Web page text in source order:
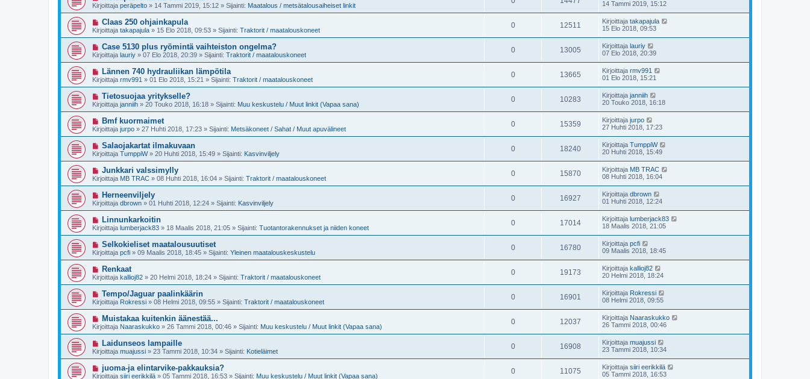
t
i
i
e
s
t
i
u
s
v
i
e
s
t
i
Kirjoittaja peräpelto » 14 Tammi 2019, 15:12 » Sijainti: Maatalous / metsätalousaiheiset linkit
14 Tammi 2019, 15:12
U
u
s
v
i
e
t
i
Claas 250 ohjainkapula
Kirjoittaja takapajula » 15 Elo 2018, 09:53 » Sijainti: Traktorit / maatalouskoneet
0 12511 Kirjoittaja takapajula
15 Elo 2018, 09:53
U
u
s
v
i
e
s
t
i
Case 5130 plus ryömintä vaihteiston ongelma?
Kirjoittaja lauriy » 07 Elo 2018, 20:39 » Sijainti: Traktorit / maatalouskoneet
0 13005 Kirjoittaja lauriy
07 Elo 2018, 20:39
U
u
s
i
e
t
i
Lännen 740 hydrauliikan lämpötila
Kirjoittaja rmv991 » 01 Elo 2018, 15:21 » Sijainti: Traktorit / maatalouskoneet
0 13665 Kirjoittaja rmv991
01 Elo 2018, 15:21
U
u
s
v
i
e
s
t
i
Tietosuojaa yritykselle?
Kirjoittaja janniih » 20 Touko 2018, 16:18 » Sijainti: Muu keskustelu / Muut linkit (Vapaa sana)
0 10283 Kirjoittaja janniih
20 Touko 2018, 16:18
U
u
s
v
i
e
s
t
i
Bmf kuormaimet
Kirjoittaja jurpo » 27 Huhti 2018, 17:23 » Sijainti: Metsäkoneet / Sahat / Muut apuvälineet
0 15359 Kirjoittaja jurpo
27 Huhti 2018, 17:23
U
u
s
v
i
e
t
i
Salaojakartat ilmakuvaan
Kirjoittaja TumppiW» 20 Huhti 2018, 15:49 » Sijainti: Kasvinviljely
0 18240 Kirjoittaja TumppiW
20 Huhti 2018, 15:49
U
u
s
v
i
e
t
i
Junkkari valssimylly
Kirjoittaja MB TRAC » 08 Huhti 2018, 16:04 » Sijainti: Traktorit / maatalouskoneet
0 15870 Kirjoittaja MB TRAC
08 Huhti 2018, 16:04
U
u
s
v
i
e
s
t
i
Herneenviljely
Kirjoittaja dbrown » 01 Huhti 2018, 12:24 » Sijainti: Kasvinviljely
0 16927 Kirjoittaja dbrown
01 Huhti 2018, 12:24
U
u
s
v
i
e
t
i
Linnunkarkoitin
Kirjoittaja lumberjack83 » 18 Maalis 2018, 21:05 » Sijainti: Tuotantorakennukset ja niiden koneet
0 17014 Kirjoittaja lumberjack83
18 Maalis 2018, 21:05
U
u
s
v
i
e
s
t
i
Selkokieliset maatalousuutiset
Kirjoittaja pcfi » 09 Maalis 2018, 18:45 » Sijainti: Yleinen maatalouskeskustelu
0 16780 Kirjoittaja pcfi
09 Maalis 2018, 18:45
U
u
s
i
e
t
i
Renkaat
Kirjoittaja kallioj82 » 20 Helmi 2018, 18:24 » Sijainti: Traktorit / maatalouskoneet
0 19173 Kirjoittaja kallioj82
20 Helmi 2018, 18:24
U
u
s
v
i
e
t
i
Tempo/Jaguar paalinkäärin
Kirjoittaja Rokressi » 08 Helmi 2018, 09:55 » Sijainti: Traktorit / maatalouskoneet
0 16901 Kirjoittaja Rokressi
08 Helmi 2018, 09:55
U
u
s
v
i
e
s
t
Muistakaa kuitenkin äänestää...
Kirjoittaja Naaraskukko » 26 Tammi 2018, 00:46 » Sijainti: Muu keskustelu / Muut linkit (Vapaa sana)
0 12037 Kirjoittaja Naaraskukko
26 Tammi 2018, 00:46
U
u
s
v
Laidunseos lampaille
Kirjoittaja muajussi » 23 Tammi 2018, 10:34 » Sijainti: Kotieläimet
0 16908 Kirjoittaja muajussi
23 Tammi 2018, 10:34
U
u
juoma-ja elintarvike-pakkauksia?
Kirjoittaja siiri eerikkilä » 05 Tammi 2018, 16:53 » Sijainti: Muu keskustelu / Muut linkit (Vapaa sana)
0 11075 Kirjoittaja siiri eerikkilä
05 Tammi 2018, 16:53